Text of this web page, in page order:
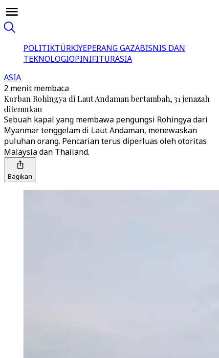
POLITIKTÜRKİYEPERANG GAZABISNIS DAN
TEKNOLOGIOPINIFITURASIA
ASIA
2 menit membaca
Korban Rohingya di Laut Andaman bertambah, 31 jenazah
ditemukan
Sebuah kapal yang membawa pengungsi Rohingya dari
Myanmar tenggelam di Laut Andaman, menewaskan
puluhan orang. Pencarian terus diperluas oleh otoritas
Malaysia dan Thailand.
Bagikan